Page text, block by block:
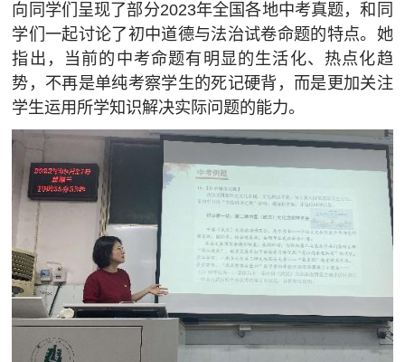
向同学们呈现了部分2023年全国各地中考真题，和同
学们一起讨论了初中道德与法治试卷命题的特点。她
指出，当前的中考命题有明显的生活化、热点化趋
势，不再是单纯考察学生的死记硬背，而是更加关注
学生运用所学知识解决实际问题的能力。